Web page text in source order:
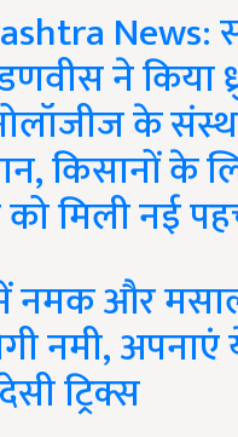
News:
ने किया
के
किसानों के
को मिली नई
नमक और
नमी, अपनाएं
ट्रिक्स